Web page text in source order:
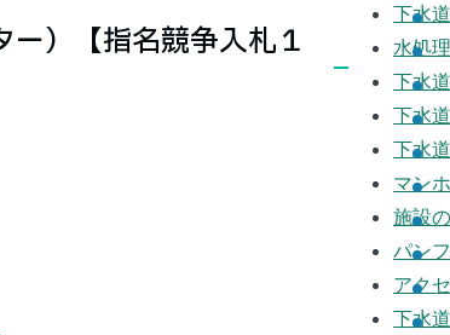
）【指名競争入札１
下水
水処
下水
下水
下水
マン
施設
パン
アク
下水